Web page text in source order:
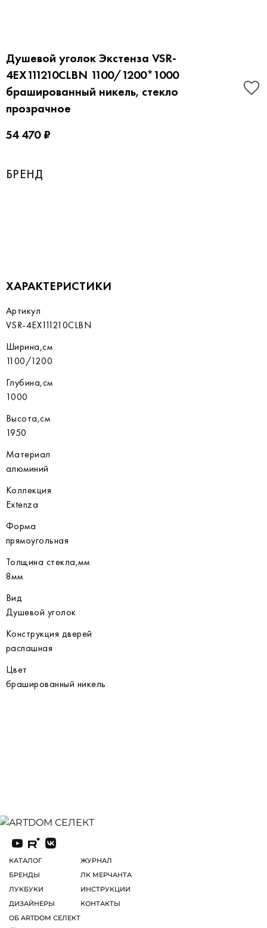
Душевой уголок Экстенза VSR-
4EX111210CLBN 1100/1200*1000
брашированный никель, стекло
прозрачное
54 470 ₽
БРЕНД
ХАРАКТЕРИСТИКИ
Артикул
VSR-4EX111210CLBN
Ширина,см
1100/1200
Глубина,см
1000
Высота,см
1950
Материал
алюминий
Коллекция
Extenza
Форма
прямоугольная
Толщина стекла,мм
8мм
Вид
Душевой уголок
Конструкция дверей
распашная
Цвет
брашированный никель
КАТАЛОГ
БРЕНДЫ
ЛУКБУКИ
ДИЗАЙНЕРЫ
ОБ ARTDOM СЕЛЕКТ
ЖУРНАЛ
ЛК МЕРЧАНТА
ИНСТРУКЦИИ
КОНТАКТЫ